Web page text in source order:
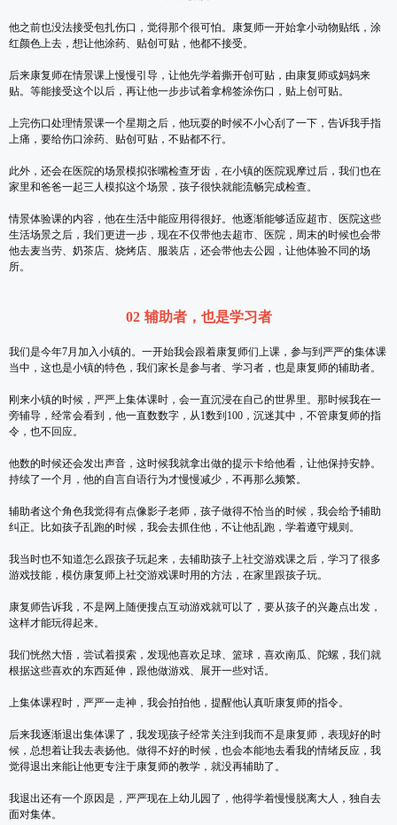
他之前也没法接受包扎伤口，觉得那个很可怕。康复师一开始拿小动物贴纸，涂
红颜色上去，想让他涂药、贴创可贴，他都不接受。
后来康复师在情景课上慢慢引导，让他先学着撕开创可贴，由康复师或妈妈来
贴。等能接受这个以后，再让他一步步试着拿棉签涂伤口，贴上创可贴。
上完伤口处理情景课一个星期之后，他玩耍的时候不小心刮了一下，告诉我手指
上痛，要给伤口涂药、贴创可贴，不贴都不行。
此外，还会在医院的场景模拟张嘴检查牙齿，在小镇的医院观摩过后，我们也在
家里和爸爸一起三人模拟这个场景，孩子很快就能流畅完成检查。
情景体验课的内容，他在生活中能应用得很好。他逐渐能够适应超市、医院这些
生活场景之后，我们更进一步，现在不仅带他去超市、医院，周末的时候也会带
他去麦当劳、奶茶店、烧烤店、服装店，还会带他去公园，让他体验不同的场
所。
02 辅助者，也是学习者
我们是今年7月加入小镇的。一开始我会跟着康复师们上课，参与到严严的集体课
当中，这也是小镇的特色，我们家长是参与者、学习者，也是康复师的辅助者。
刚来小镇的时候，严严上集体课时，会一直沉浸在自己的世界里。那时候我在一
旁辅导，经常会看到，他一直数数字，从1数到100，沉迷其中，不管康复师的指
令，也不回应。
他数的时候还会发出声音，这时候我就拿出做的提示卡给他看，让他保持安静。
持续了一个月，他的自言自语行为才慢慢减少，不再那么频繁。
辅助者这个角色我觉得有点像影子老师，孩子做得不恰当的时候，我会给予辅助
纠正。比如孩子乱跑的时候，我会去抓住他，不让他乱跑，学着遵守规则。
我当时也不知道怎么跟孩子玩起来，去辅助孩子上社交游戏课之后，学习了很多
游戏技能，模仿康复师上社交游戏课时用的方法，在家里跟孩子玩。
康复师告诉我，不是网上随便搜点互动游戏就可以了，要从孩子的兴趣点出发，
这样才能玩得起来。
我们恍然大悟，尝试着摸索，发现他喜欢足球、篮球，喜欢南瓜、陀螺，我们就
根据这些喜欢的东西延伸，跟他做游戏、展开一些对话。
上集体课程时，严严一走神，我会拍拍他，提醒他认真听康复师的指令。
后来我逐渐退出集体课了，我发现孩子经常关注到我而不是康复师，表现好的时
候，总想着让我去表扬他。做得不好的时候，也会本能地去看我的情绪反应，我
觉得退出来能让他更专注于康复师的教学，就没再辅助了。
我退出还有一个原因是，严严现在上幼儿园了，他得学着慢慢脱离大人，独自去
面对集体。